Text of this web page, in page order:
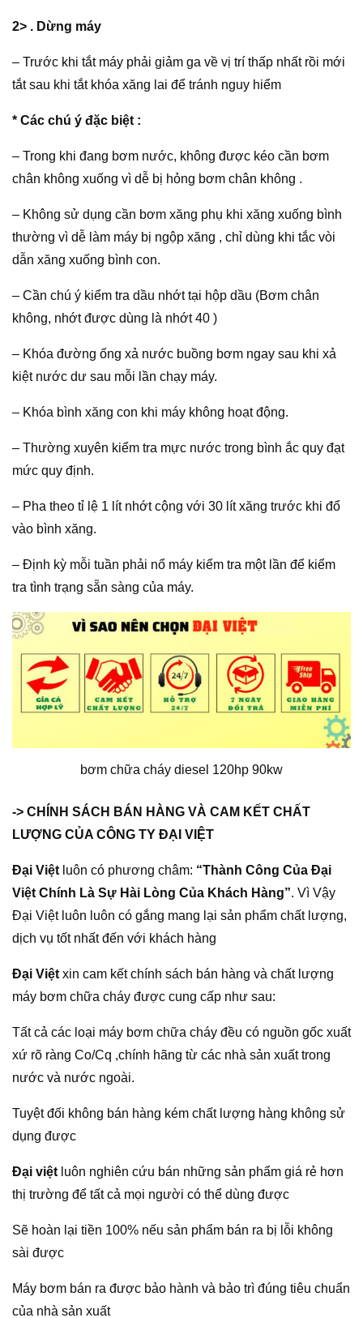
2> . Dừng máy
– Trước khi tắt máy phải giảm ga về vị trí thấp nhất rồi mới
tắt sau khi tắt khóa xăng lai để tránh nguy hiểm
* Các chú ý đặc biệt :
– Trong khi đang bơm nước, không được kéo cần bơm
chân không xuống vì dễ bị hỏng bơm chân không .
– Không sử dụng cần bơm xăng phụ khi xăng xuống bình
thường vì dễ làm máy bị ngộp xăng , chỉ dùng khi tắc vòi
dẫn xăng xuống bình con.
– Cần chú ý kiểm tra dầu nhớt tại hộp dầu (Bơm chân
không, nhớt được dùng là nhớt 40 )
– Khóa đường ống xả nước buồng bơm ngay sau khi xả
kiệt nước dư sau mỗi lần chạy máy.
– Khóa bình xăng con khi máy không hoạt động.
– Thường xuyên kiểm tra mực nước trong bình ắc quy đạt
mức quy định.
– Pha theo tỉ lệ 1 lít nhớt cộng với 30 lít xăng trước khi đổ
vào bình xăng.
– Định kỳ mỗi tuần phải nổ máy kiểm tra một lần để kiểm
tra tình trạng sẵn sàng của máy.
bơm chữa cháy diesel 120hp 90kw
-> CHÍNH SÁCH BÁN HÀNG VÀ CAM KẾT CHẤT
LƯỢNG CỦA CÔNG TY ĐẠI VIỆT
Đại Việt luôn có phương châm: “Thành Công Của Đại
Việt Chính Là Sự Hài Lòng Của Khách Hàng”. Vì Vậy
Đại Việt luôn luôn có gắng mang lại sản phẩm chất lượng,
dịch vụ tốt nhất đến với khách hàng
Đại Việt xin cam kết chính sách bán hàng và chất lượng
máy bơm chữa cháy được cung cấp như sau:
Tất cả các loại máy bơm chữa cháy đều có nguồn gốc xuất
xứ rõ ràng Co/Cq ,chính hãng từ các nhà sản xuất trong
nước và nước ngoài.
Tuyệt đối không bán hàng kém chất lượng hàng không sử
dụng được
Đại việt luôn nghiên cứu bán những sản phẩm giá rẻ hơn
thị trường để tất cả mọi người có thể dùng được
Sẽ hoàn lại tiền 100% nếu sản phẩm bán ra bị lỗi không
sài được
Máy bơm bán ra được bảo hành và bảo trì đúng tiêu chuẩn
của nhà sản xuất